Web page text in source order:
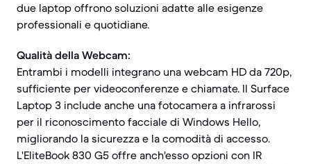
due laptop offrono soluzioni adatte alle esigenze
professionali e quotidiane.
Qualità della Webcam:
Entrambi i modelli integrano una webcam HD da 720p,
sufficiente per videoconferenze e chiamate. Il Surface
Laptop 3 include anche una fotocamera a infrarossi
per il riconoscimento facciale di Windows Hello,
migliorando la sicurezza e la comodità di accesso.
L'EliteBook 830 G5 offre anch'esso opzioni con IR